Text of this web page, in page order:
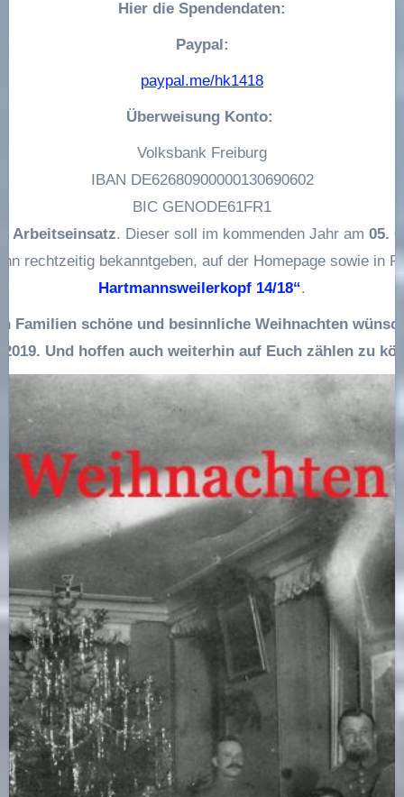
Hier die Spendendaten:
Paypal:
paypal.me/hk1418
Überweisung Konto:
Volksbank Freiburg
IBAN DE62680900000130690602
BIC GENODE61FR1
Arbeitseinsatz. Dieser soll im kommenden Jahr am 05.
rechtzeitig bekanntgeben, auf der Homepage sowie in
Hartmannsweilerkopf 14/18“.
Familien schöne und besinnliche Weihnachten
Und hoffen auch weiterhin auf Euch zählen zu